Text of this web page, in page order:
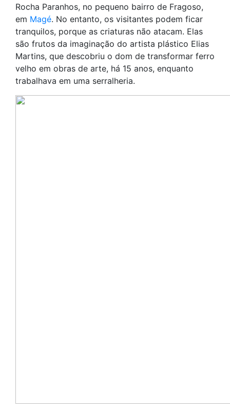
Rocha Paranhos, no pequeno bairro de Fragoso,
em Magé. No entanto, os visitantes podem ficar
tranquilos, porque as criaturas não atacam. Elas
são frutos da imaginação do artista plástico Elias
Martins, que descobriu o dom de transformar ferro
velho em obras de arte, há 15 anos, enquanto
trabalhava em uma serralheria.